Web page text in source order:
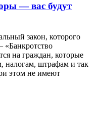
— вас будут
закон, которого
на граждан, которые
налогам, штрафам и так
этом не имеют